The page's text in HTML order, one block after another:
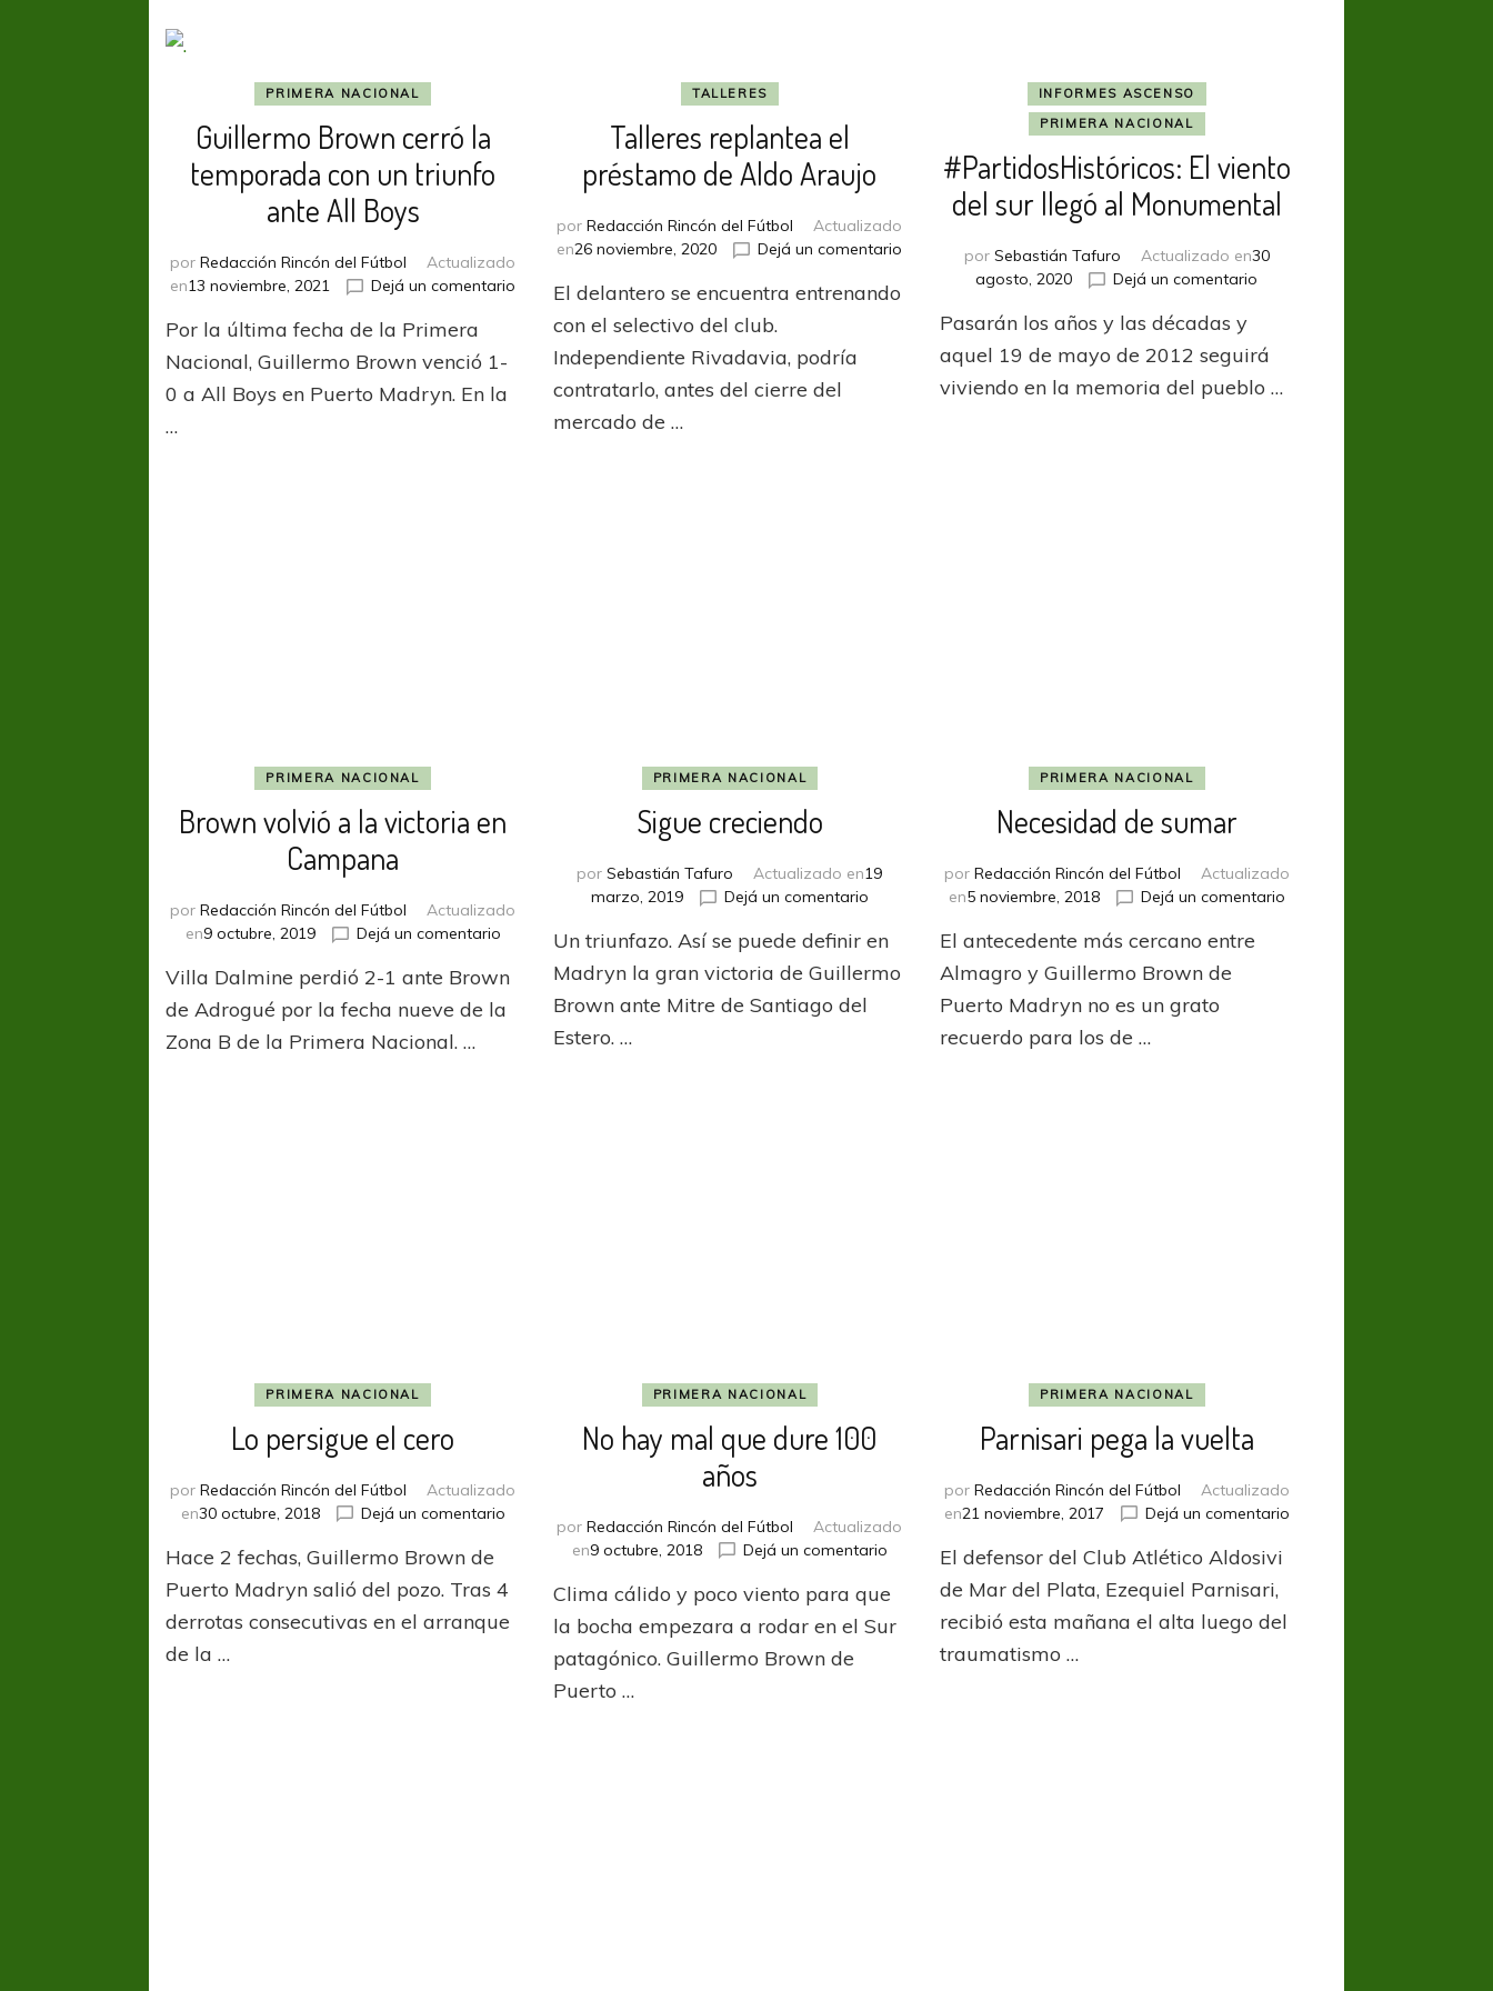
PRIMERA NACIONAL
Guillermo Brown cerró la
temporada con un triunfo
ante All Boys
porRedacción Rincón del Fútbol
Actualizado
en13 noviembre, 2021 Dejá un comentario
Brown
temporada
Por la última fecha de la Primera
Nacional, Guillermo Brown venció 1-
0 a All Boys en Puerto Madryn. En la
…
TALLERES
Talleres replantea el
préstamo de Aldo Araujo
porRedacción Rincón del Fútbol
Actualizado
en26 noviembre, 2020 Dejá un comentario
El delantero se encuentra entrenando
con el selectivo del club.
Independiente Rivadavia, podría
contratarlo, antes del cierre del
mercado de …
INFORMES ASCENSO
PRIMERA NACIONAL
#PartidosHistóricos: El viento
del sur llegó al Monumental
por Sebastián Tafuro Actualizado en30
agosto, 2020
Dejá un comentario
viento
sur
Pasarán los años y las décadas y
aquel 19 de mayo de 2012 seguirá
viviendo en la memoria del pueblo …
PRIMERA NACIONAL
Brown volvió a la victoria en
Campana
porRedacción Rincón del Fútbol
Actualizado
en9 octubre, 2019 Dejá un comentarioen
volvió
a
Villa Dalmine perdió 2-1 ante Brown
de Adrogué por la fecha nueve de la
Zona B de la Primera Nacional. …
PRIMERA NACIONAL
Sigue creciendo
porSebastián Tafuro Actualizado en19
marzo, 2019
Dejá un comentarioen
creciendo
Un triunfazo. Así se puede definir en
Madryn la gran victoria de Guillermo
Brown ante Mitre de Santiago del
Estero. …
PRIMERA NACIONAL
Necesidad de sumar
por Redacción Rincón del Fútbol
Actualizado
en5 noviembre, 2018 Dejá un comentarioen
El antecedente más cercano entre
Almagro y Guillermo Brown de
Puerto Madryn no es un grato
recuerdo para los de …
PRIMERA NACIONAL
Lo persigue el cero
porRedacción Rincón del Fútbol
Actualizado
en30 octubre, 2018 Dejá un comentarioen
el
Hace 2 fechas, Guillermo Brown de
Puerto Madryn salió del pozo. Tras 4
derrotas consecutivas en el arranque
de la …
PRIMERA NACIONAL
No hay mal que dure 100
años
porRedacción Rincón del Fútbol
Actualizado
en9 octubre, 2018 Dejá un comentarioen
hay
Clima cálido y poco viento para que
la bocha empezara a rodar en el Sur
patagónico. Guillermo Brown de
Puerto …
PRIMERA NACIONAL
Parnisari pega la vuelta
por Redacción Rincón del Fútbol
Actualizado
en21 noviembre, 2017 Dejá un comentarioen
El defensor del Club Atlético Aldosivi
de Mar del Plata, Ezequiel Parnisari,
recibió esta mañana el alta luego del
traumatismo …